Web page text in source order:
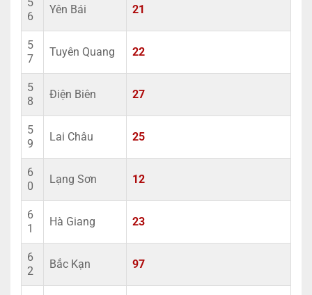
6
Yên Bái 21
5
7
Tuyên Quang 22
5
8
Điện Biên 27
5
9
Lai Châu 25
6
0
Lạng Sơn 12
6
1
Hà Giang 23
6
2
Bắc Kạn 97